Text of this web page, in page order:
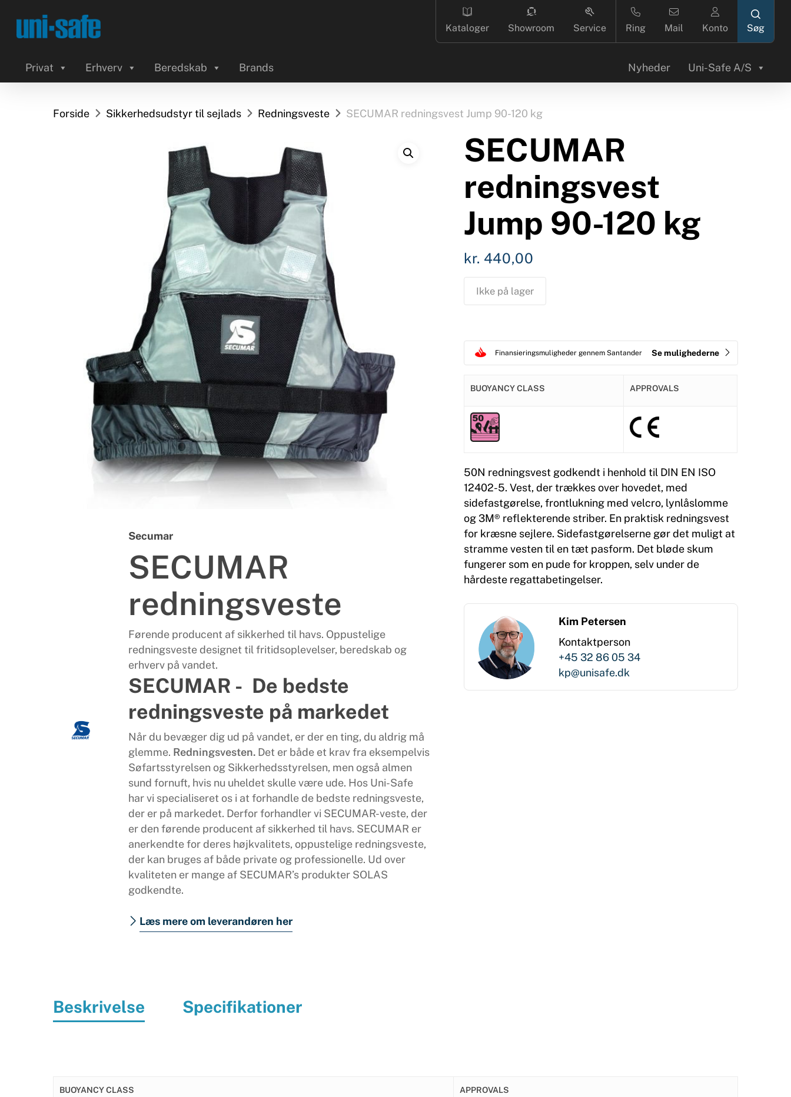
main
Products
Kataloger Showroom Service Ring Mail Konto
search
Privat Erhverv Beredskab Uni-Safe A/S
Nyheder
Brands
Forside Sikkerhedsudstyr til sejlads Redningsveste SECUMAR redningsvest Jump 90-120 kg
Secumar
SECUMAR
redningsveste
Førende producent af sikkerhed til havs. Oppustelige
redningsveste designet til fritidsoplevelser, beredskab og
erhverv på vandet.
SECUMAR - De bedste
redningsveste på markedet
Når du bevæger dig ud på vandet, er der en ting, du aldrig må
glemme. Redningsvesten. Det er både et krav fra eksempelvis
Søfartsstyrelsen og Sikkerhedsstyrelsen, men også almen
sund fornuft, hvis nu uheldet skulle være ude. Hos Uni-Safe
har vi specialiseret os i at forhandle de bedste redningsveste,
der er på markedet. Derfor forhandler vi SECUMAR-veste, der
er den førende producent af sikkerhed til havs. SECUMAR er
anerkendte for deres højkvalitets, oppustelige redningsveste,
der kan bruges af både private og professionelle. Ud over
kvaliteten er mange af SECUMAR’s produkter SOLAS
godkendte.
Læs mere om leverandøren her
SECUMAR
redningsvest
Jump 90-120 kg
kr. 440,00
Ikke på lager
Finansieringsmuligheder gennem Santander Se mulighederne
BUOYANCY CLASS APPROVALS
50N redningsvest godkendt i henhold til DIN EN ISO
12402-5. Vest, der trækkes over hovedet, med
sidefastgørelse, frontlukning med velcro, lynlåslomme
og 3M® reflekterende striber. En praktisk redningsvest
for kræsne sejlere. Sidefastgørelserne gør det muligt at
stramme vesten til en tæt pasform. Det bløde skum
fungerer som en pude for kroppen, selv under de
hårdeste regattabetingelser.
Kim Petersen
Kontaktperson
+45 32 86 05 34
kp@unisafe.dk
Beskrivelse Specifikationer
BUOYANCY CLASS APPROVALS